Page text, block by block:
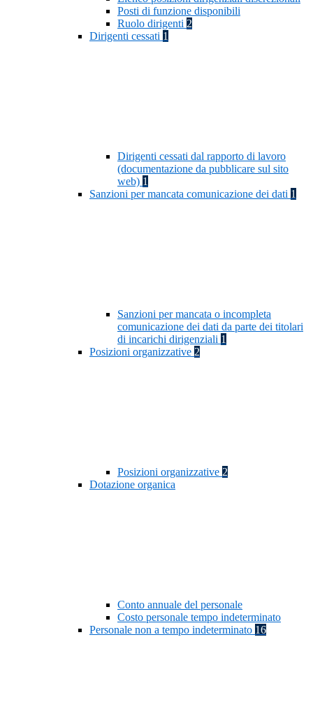
Posti di funzione disponibili
Ruolo dirigenti 2
Dirigenti cessati 1
Dirigenti cessati dal rapporto di lavoro
(documentazione da pubblicare sul sito
web) 1
Sanzioni per mancata comunicazione dei dati 1
Sanzioni per mancata o incompleta
comunicazione dei dati da parte dei titolari
di incarichi dirigenziali 1
Posizioni organizzative 2
Posizioni organizzative 2
Dotazione organica
Conto annuale del personale
Costo personale tempo indeterminato
Personale non a tempo indeterminato 16